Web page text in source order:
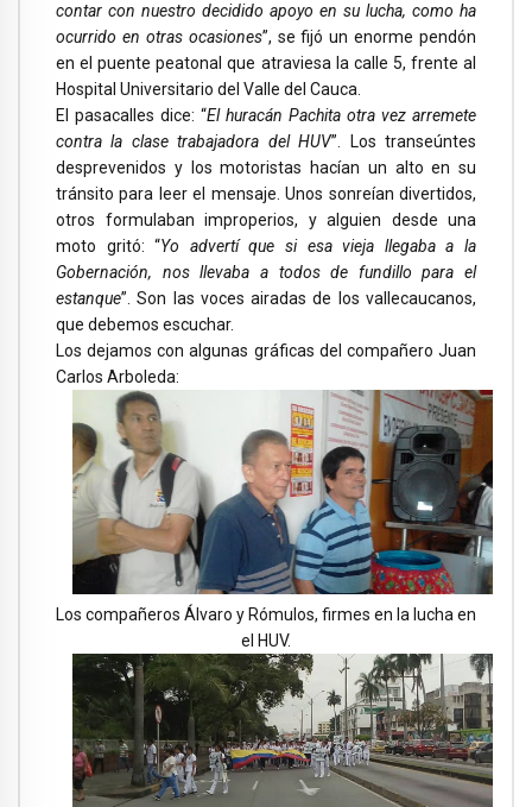
contar con nuestro decidido apoyo en su lucha, como ha
ocurrido en otras ocasiones”, se fijó un enorme pendón
en el puente peatonal que atraviesa la calle 5, frente al
Hospital Universitario del Valle del Cauca.
El pasacalles dice: “El huracán Pachita otra vez arremete
contra la clase trabajadora del HUV”. Los transeúntes
desprevenidos y los motoristas hacían un alto en su
tránsito para leer el mensaje. Unos sonreían divertidos,
otros formulaban improperios, y alguien desde una
moto gritó: “Yo advertí que si esa vieja llegaba a la
Gobernación, nos llevaba a todos de fundillo para el
estanque”. Son las voces airadas de los vallecaucanos,
que debemos escuchar.
Los dejamos con algunas gráficas del compañero Juan
Carlos Arboleda:
Los compañeros Álvaro y Rómulos, firmes en la lucha en
el HUV.